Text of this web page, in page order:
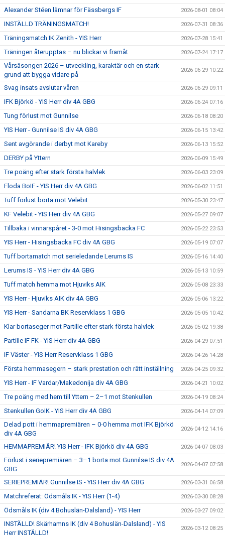
Alexander Stéen lämnar för Fässbergs IF 2026-08-01 08:04
INSTÄLLD TRÄNINGSMATCH! 2026-07-31 08:36
Träningsmatch IK Zenith - YIS Herr 2026-07-28 15:41
Träningen återupptas – nu blickar vi framåt 2026-07-24 17:17
Vårsäsongen 2026 – utveckling, karaktär och en stark
grund att bygga vidare på
2026-06-29 10:22
Svag insats avslutar våren 2026-06-29 09:11
IFK Björkö - YIS Herr div 4A GBG 2026-06-24 07:16
Tung förlust mot Gunnilse 2026-06-18 08:20
YIS Herr - Gunnilse IS div 4A GBG 2026-06-15 13:42
Sent avgörande i derbyt mot Kareby 2026-06-13 15:52
DERBY på Yttern 2026-06-09 15:49
Tre poäng efter stark första halvlek 2026-06-03 23:09
Floda BoIF - YIS Herr div 4A GBG 2026-06-02 11:51
Tuff förlust borta mot Velebit 2026-05-30 23:47
KF Velebit - YIS Herr div 4A GBG 2026-05-27 09:07
Tillbaka i vinnarspåret - 3-0 mot Hisingsbacka FC 2026-05-22 23:53
YIS Herr - Hisingsbacka FC div 4A GBG 2026-05-19 07:07
Tuff bortamatch mot serieledande Lerums IS 2026-05-16 14:40
Lerums IS - YIS Herr div 4A GBG 2026-05-13 10:59
Tuff match hemma mot Hjuviks AIK 2026-05-08 23:33
YIS Herr - Hjuviks AIK div 4A GBG 2026-05-06 13:22
YIS Herr - Sandarna BK Reservklass 1 GBG 2026-05-05 10:42
Klar bortaseger mot Partille efter stark första halvlek 2026-05-02 19:38
Partille IF FK - YIS Herr div 4A GBG 2026-04-29 07:51
IF Väster - YIS Herr Reservklass 1 GBG 2026-04-26 14:28
Första hemmasegern – stark prestation och rätt inställning 2026-04-25 09:32
YIS Herr - IF Vardar/Makedonija div 4A GBG 2026-04-21 10:02
Tre poäng med hem till Yttern – 2–1 mot Stenkullen 2026-04-19 08:24
Stenkullen GoIK - YIS Herr div 4A GBG 2026-04-14 07:09
Delad pott i hemmapremiären – 0-0 hemma mot IFK Björkö
div 4A GBG
2026-04-12 14:16
HEMMAPREMIÄR! YIS Herr - IFK Björkö div 4A GBG 2026-04-07 08:03
Förlust i seriepremiären – 3–1 borta mot Gunnilse IS div 4A
GBG
2026-04-07 07:58
SERIEPREMIÄR! Gunnilse IS - YIS Herr div 4A GBG 2026-03-31 06:58
Matchreferat: Ödsmåls IK - YIS Herr (1-4) 2026-03-30 08:28
Ödsmåls IK (div 4 Bohuslän-Dalsland) - YIS Herr 2026-03-27 09:02
INSTÄLLD! Skärhamns IK (div 4 Bohuslän-Dalsland) - YIS
Herr INSTÄLLD!
2026-03-12 08:25